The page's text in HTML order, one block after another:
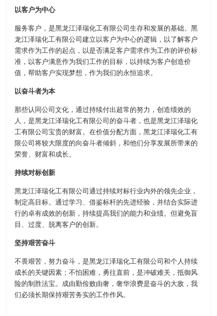
以客户为中心
服务客户，是黑龙江泽瑞化工有限公司生存和发展的基础。黑
龙江泽瑞化工有限公司建立以客户为中心的逻辑，以了解客户
需求作为工作的起点，以是否满足客户需求作为工作的评价标
准，以客户满意作为我们工作的目标，以持续为客户创造价
值，帮助客户实现梦想，作为我们的永恒追求。
以奋斗者为本
那些认同公司文化，通过持续付出超常的努力，创造绩效的
人，是黑龙江泽瑞化工有限公司的奋斗者，也是黑龙江泽瑞化
工有限公司宝贵的财富。在价值分配方面，黑龙江泽瑞化工有
限公司将较大限度的向奋斗者倾斜，和他们分享发展所带来的
荣誉、财富和成长。
持续对标创新
黑龙江泽瑞化工有限公司通过持续对标行业内外的领先企业，
制定高目标。通过学习、借鉴标杆的先进经验，并结合实际进
行的卓有成效的创新，持续提高我们的能力和业绩。但避免盲
目、过度、脱离客户的创新。
坚持艰苦奋斗
不畏艰苦，努力奋斗，是黑龙江泽瑞化工有限公司和个人持续
成长的关键因素；不怕困难，勇往直前，是冲破难关，抵御风
险的制胜法宝。成由勤俭败由奢，奢华浪费是奋斗的大敌，我
们必须长期保持艰苦务实的工作作风。